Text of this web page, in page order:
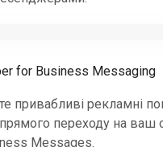
for Business Messaging
привабливі рекламні
переходу на ваш
Messages.